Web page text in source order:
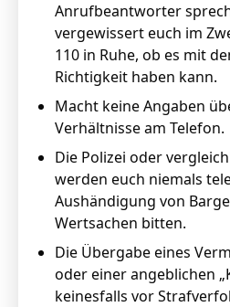
Anrufbeantworter
vergewissert euch im
110 in Ruhe, ob es mit
Richtigkeit haben kann.
Macht keine Angaben
Verhältnisse am Telefon.
Die Polizei oder
werden euch niemals
Aushändigung von
Wertsachen bitten.
Die Übergabe eines
oder einer angeblichen
keinesfalls vor